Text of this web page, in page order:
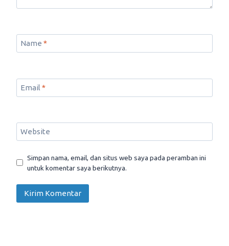
Name *
Email *
Website
Simpan nama, email, dan situs web saya pada peramban ini
untuk komentar saya berikutnya.